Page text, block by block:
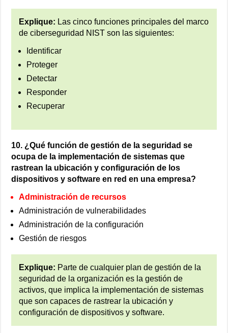
Explique: Las cinco funciones principales del marco
de ciberseguridad NIST son las siguientes:
Identificar
Proteger
Detectar
Responder
Recuperar
10. ¿Qué función de gestión de la seguridad se
ocupa de la implementación de sistemas que
rastrean la ubicación y configuración de los
dispositivos y software en red en una empresa?
Administración de recursos
Administración de vulnerabilidades
Administración de la configuración
Gestión de riesgos
Explique: Parte de cualquier plan de gestión de la
seguridad de la organización es la gestión de
activos, que implica la implementación de sistemas
que son capaces de rastrear la ubicación y
configuración de dispositivos y software.